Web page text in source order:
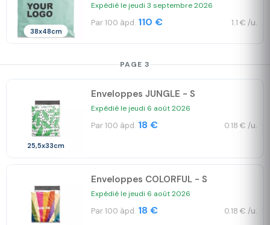
38x48cm
Expédié le jeudi 3 septembre 2026
Par 100 àpd. 110 € 1.1 € /u.
PAGE 3
25,5x33cm
Enveloppes JUNGLE - S
Expédié le jeudi 6 août 2026
Par 100 àpd. 18 € 0.18 € /u.
Enveloppes COLORFUL - S
Expédié le jeudi 6 août 2026
Par 100 àpd. 18 € 0.18 € /u.